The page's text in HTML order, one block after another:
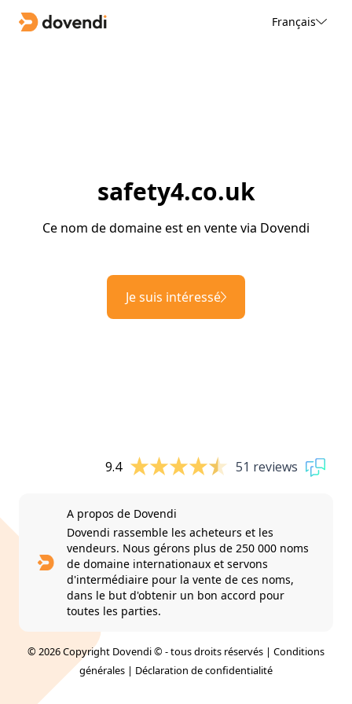
Français
safety4.co.uk
Ce nom de domaine est en vente via Dovendi
Je suis intéressé
9.4 51 reviews
A propos de Dovendi
Dovendi rassemble les acheteurs et les
vendeurs. Nous gérons plus de 250 000 noms
de domaine internationaux et servons
d'intermédiaire pour la vente de ces noms,
dans le but d'obtenir un bon accord pour
toutes les parties.
© 2026 Copyright Dovendi © - tous droits réservés | Conditions
générales | Déclaration de confidentialité